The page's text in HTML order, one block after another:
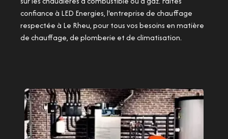
confiance à LED Energies, l'entreprise de chauffage
respectée à Le Rheu, pour tous vos besoins en matière
de chauffage, de plomberie et de climatisation.